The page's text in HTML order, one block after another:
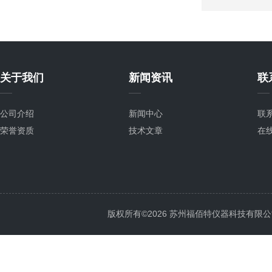
关于我们
公司介绍
荣誉资质
新闻资讯
新闻中心
技术文章
联
联
在
版权所有©2026 苏州福佰特仪器科技有限